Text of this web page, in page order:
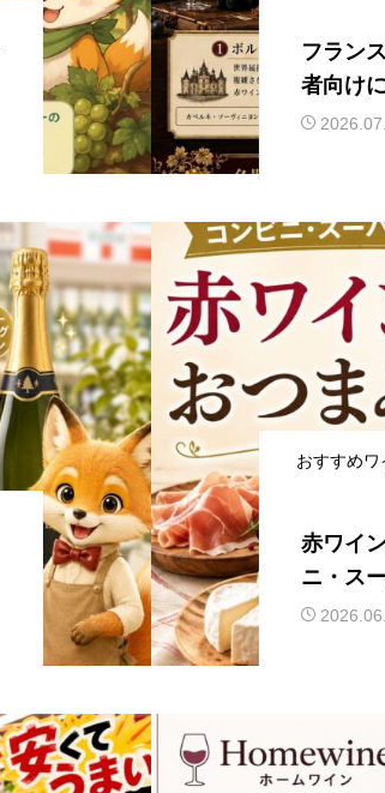
フラン
者向け
おすすめワ
赤ワイ
ニ・ス
を紹介